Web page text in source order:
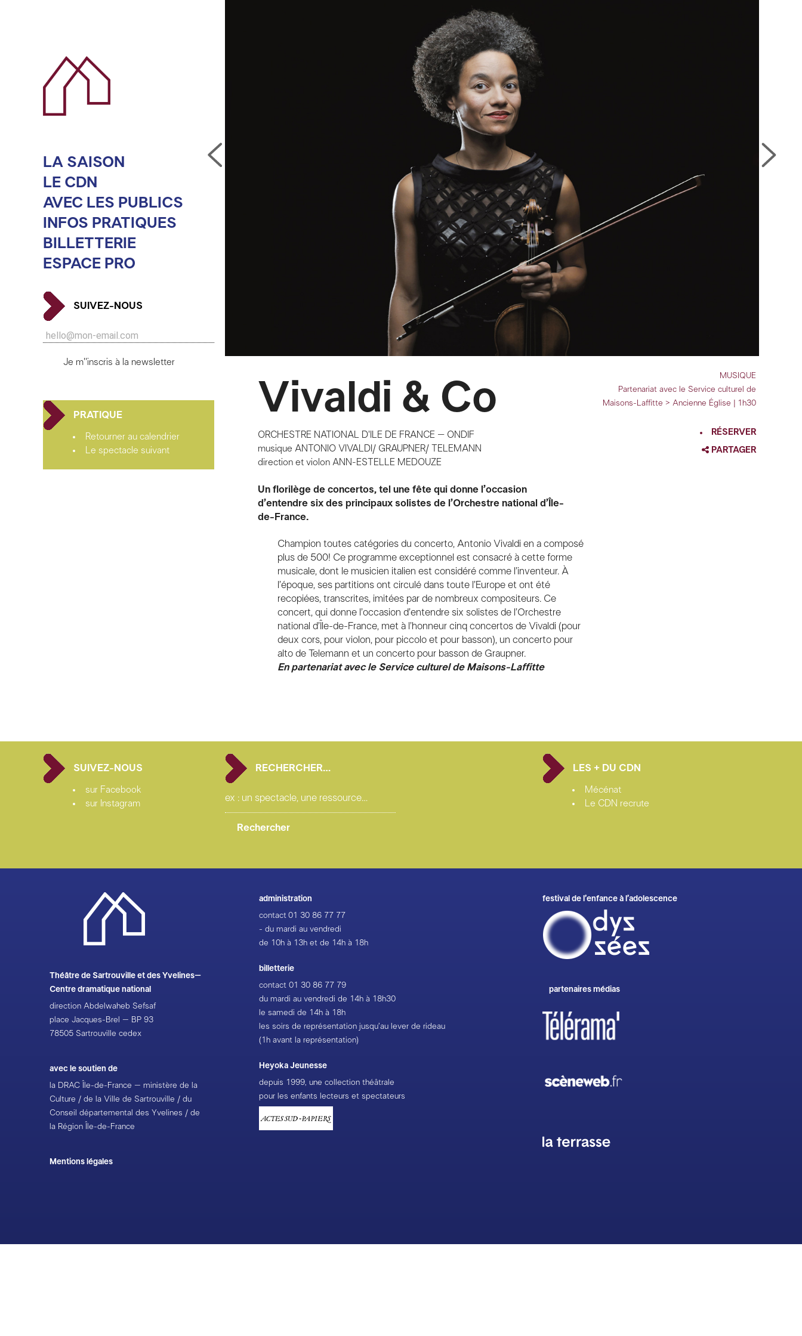
LA SAISON
LE CDN
AVEC LES PUBLICS
INFOS PRATIQUES
BILLETTERIE
ESPACE PRO
SUIVEZ-NOUS
Je m''inscris à la newsletter
PRATIQUE
Retourner au calendrier
Le spectacle suivant
Vivaldi & Co
ORCHESTRE NATIONAL D'ILE DE FRANCE – ONDIF
musique ANTONIO VIVALDI/ GRAUPNER/ TELEMANN
direction et violon ANN-ESTELLE MEDOUZE
Un florilège de concertos, tel une fête qui donne l’occasion
d’entendre six des principaux solistes de l’Orchestre national d’Île-
de-France.
Champion toutes catégories du concerto, Antonio Vivaldi en a composé
plus de 500! Ce programme exceptionnel est consacré à cette forme
musicale, dont le musicien italien est considéré comme l’inventeur. À
l’époque, ses partitions ont circulé dans toute l’Europe et ont été
recopiées, transcrites, imitées par de nombreux compositeurs. Ce
concert, qui donne l’occasion d’entendre six solistes de l’Orchestre
national d’Île-de-France, met à l’honneur cinq concertos de Vivaldi (pour
deux cors, pour violon, pour piccolo et pour basson), un concerto pour
alto de Telemann et un concerto pour basson de Graupner.
En partenariat avec le Service culturel de Maisons-Laffitte
MUSIQUE
Partenariat avec le Service culturel de
Maisons-Laffitte > Ancienne Église | 1h30
RÉSERVER
PARTAGER
SUIVEZ-NOUS
sur Facebook
sur Instagram
RECHERCHER… LES + DU CDN
Mécénat
Le CDN recrute
Théâtre de Sartrouville et des Yvelines–
Centre dramatique national
direction Abdelwaheb Sefsaf
place Jacques-Brel – BP 93
78505 Sartrouville cedex
avec le soutien de
la DRAC Île-de-France – ministère de la
Culture / de la Ville de Sartrouville / du
Conseil départemental des Yvelines / de
la Région Île-de-France
Mentions légales
administration
contact01 30 86 77 77
- du mardi au vendredi
de 10h à 13h et de 14h à 18h
billetterie
contact01 30 86 77 79
du mardi au vendredi de 14h à 18h30
le samedi de 14h à 18h
les soirs de représentation jusqu’au lever de rideau
(1h avant la représentation)
Heyoka Jeunesse
depuis 1999, une collection théâtrale
pour les enfants lecteurs et spectateurs
festival de l’enfance à l’adolescence
partenaires médias